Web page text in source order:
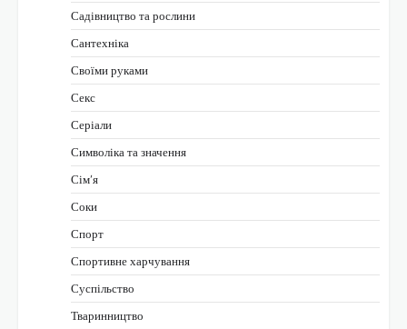
Садівництво та рослини
Сантехніка
Своїми руками
Секс
Серіали
Символіка та значення
Сім’я
Соки
Спорт
Спортивне харчування
Суспільство
Тваринництво